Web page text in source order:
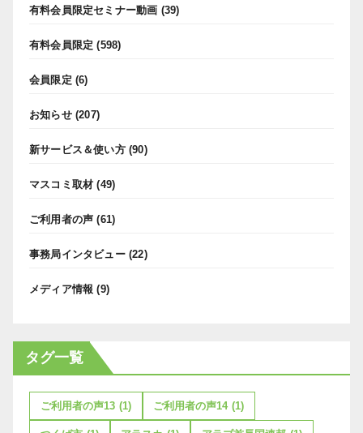
有料会員限定セミナー動画 (39)
有料会員限定 (598)
会員限定 (6)
お知らせ(207)
新サービス＆使い方(90)
マスコミ取材 (49)
ご利用者の声 (61)
事務局インタビュー(22)
メディア情報 (9)
タグ一覧
ご利用者の声13 (1) ご利用者の声14 (1)